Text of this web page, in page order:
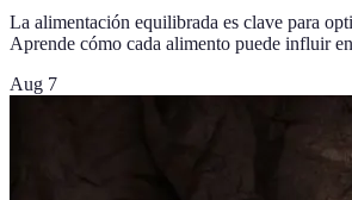
La alimentación equilibrada es clave para
Aprende cómo cada alimento puede influir
Aug 7